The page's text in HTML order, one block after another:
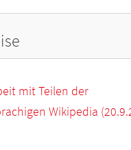
mit Teilen der
Wikipedia